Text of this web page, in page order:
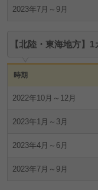
2023年7月～9月
【北陸・東海地方】
時期
2022年10月～12月
2023年1月～3月
2023年4月～6月
2023年7月～9月